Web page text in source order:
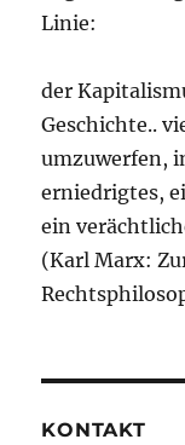
Linie:
der
Geschichte..
umzuwerfen,
erniedrigtes,
ein
(Karl Marx:
KONTAKT